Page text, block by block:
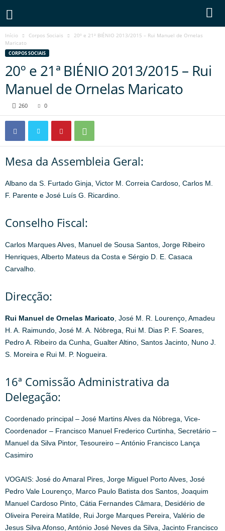
Início Corpos Sociais
20º e 21ª BIÉNIO 2013/2015 – Rui Manuel de Ornelas
Maricato
CORPOS SOCIAIS
20º e 21ª BIÉNIO 2013/2015 – Rui
Manuel de Ornelas Maricato
260 0
Mesa da Assembleia Geral:
Albano da S. Furtado Ginja, Victor M. Correia Cardoso, Carlos M.
F. Parente e José Luís G. Ricardino.
Conselho Fiscal:
Carlos Marques Alves, Manuel de Sousa Santos, Jorge Ribeiro
Henriques, Alberto Mateus da Costa e Sérgio D. E. Casaca
Carvalho.
Direcção:
Rui Manuel de Ornelas Maricato , José M. R. Lourenço, Amadeu
H. A. Raimundo, José M. A. Nóbrega, Rui M. Dias P. F. Soares,
Pedro A. Ribeiro da Cunha, Gualter Altino, Santos Jacinto, Nuno J.
S. Moreira e Rui M. P. Nogueira.
16ª Comissão Administrativa da
Delegação:
Coordenado principal – José Martins Alves da Nóbrega, Vice-
Coordenador – Francisco Manuel Frederico Curtinha, Secretário –
Manuel da Silva Pintor, Tesoureiro – António Francisco Lança
Casimiro
VOGAIS: José do Amaral Pires, Jorge Miguel Porto Alves, José
Pedro Vale Lourenço, Marco Paulo Batista dos Santos, Joaquim
Manuel Cardoso Pinto, Cátia Fernandes Câmara, Desidério de
Oliveira Pereira Matilde, Rui Jorge Marques Pereira, Valério de
Jesus Silva Afonso, António José Neves da Silva, Jacinto Francisco